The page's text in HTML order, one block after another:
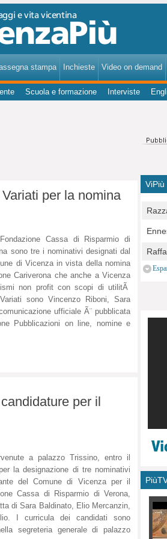
stampa Inchieste Video on demand
Scuola e formazione Interviste
per la nomina
Cassa di Risparmio di
sono tre i nominativi designati dal
di Vicenza in vista della nomina
Cariverona che anche a Vicenza
non profit con scopi di utilitÃ
sono Vincenzo Riboni, Sara
ufficiale Ã¨ pubblicata
Pubblicazioni on line, nomine e
per il
a palazzo Trissino, entro il
la designazione di tre nominativi
del Comune di Vicenza per il
Cassa di Risparmio di Verona,
di Sara Baldinato, Elio Mercanzin,
I curricula dei candidati sono
segreteria generale di palazzo
ViPiù
per
E